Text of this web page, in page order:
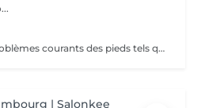
No...
Ce soin vise à traiter les problèmes courants des pieds tels que les crevasses, durillons, cors, correction des ongles incarnés.. Pris en charge avec précision par notre spécialiste. Contenu du service : -Évaluation initiale de l'état des pieds -Nettoyage hygiénique et assouplissement de la peau -Élimination des zones dures ou épaissies -Soin des ongles et mise en forme minutieuse -Traitement ciblé des zones à problème -Application d'une crème thérapeutique pour les pieds